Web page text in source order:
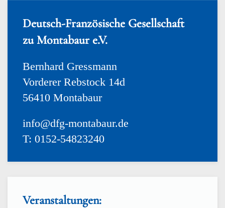
Deutsch-Französische Gesellschaft
zu Montabaur e.V.
Bernhard Gressmann
Vorderer Rebstock 14d
56410 Montabaur
info@dfg-montabaur.de
T: 0152-54823240
Veranstaltungen: